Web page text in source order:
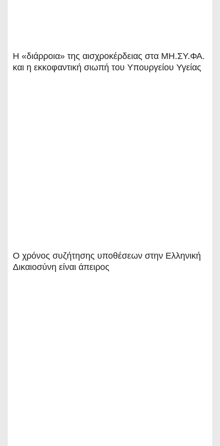
Η «διάρροια» της αισχροκέρδειας στα ΜΗ.ΣΥ.ΦΑ.
και η εκκοφαντική σιωπή του Υπουργείου Υγείας
Ο χρόνος συζήτησης υποθέσεων στην Ελληνική
Δικαιοσύνη είναι άπειρος